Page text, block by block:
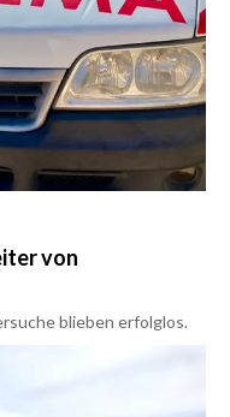
von
blieben erfolglos.